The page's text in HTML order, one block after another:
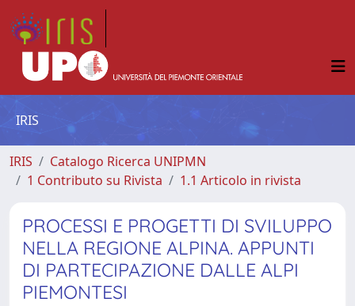
IRIS
IRIS
Catalogo Ricerca UNIPMN
1 Contributo su Rivista
1.1 Articolo in rivista
PROCESSI E PROGETTI DI SVILUPPO
NELLA REGIONE ALPINA. APPUNTI
DI PARTECIPAZIONE DALLE ALPI
PIEMONTESI